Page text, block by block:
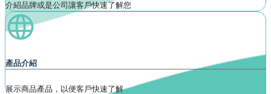
介紹品牌或是公司讓客戶快速了解您
產品介紹
展示商品產品，以便客戶快速了解